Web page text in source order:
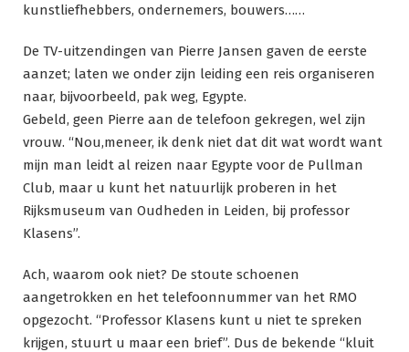
kunstliefhebbers, ondernemers, bouwers……
De TV-uitzendingen van Pierre Jansen gaven de eerste
aanzet; laten we onder zijn leiding een reis organiseren
naar, bijvoorbeeld, pak weg, Egypte.
Gebeld, geen Pierre aan de telefoon gekregen, wel zijn
vrouw. “Nou,meneer, ik denk niet dat dit wat wordt want
mijn man leidt al reizen naar Egypte voor de Pullman
Club, maar u kunt het natuurlijk proberen in het
Rijksmuseum van Oudheden in Leiden, bij professor
Klasens”.
Ach, waarom ook niet? De stoute schoenen
aangetrokken en het telefoonnummer van het RMO
opgezocht. “Professor Klasens kunt u niet te spreken
krijgen, stuurt u maar een brief”. Dus de bekende “kluit